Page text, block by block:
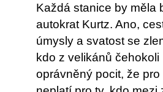
Každá stanice by měla
autokrat Kurtz. Ano,
úmysly a svatost se
kdo z velikánů
oprávněný pocit, že